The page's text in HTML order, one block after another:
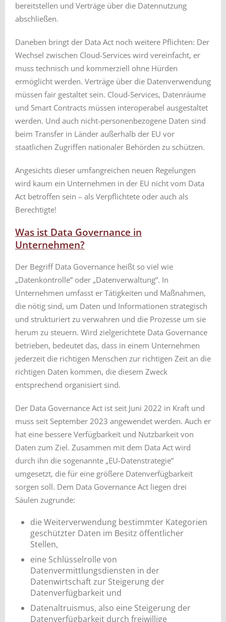
bereitstellen und Verträge über die Datennutzung
abschließen.
Daneben bringt der Data Act noch weitere Pflichten: Der
Wechsel zwischen Cloud-Services wird vereinfacht, er
muss technisch und kommerziell ohne Hürden
ermöglicht werden. Verträge über die Datenverwendung
müssen fair gestaltet sein. Cloud-Services, Datenräume
und Smart Contracts müssen interoperabel ausgestaltet
werden. Und auch nicht-personenbezogene Daten sind
beim Transfer in Länder außerhalb der EU vor
staatlichen Zugriffen nationaler Behörden zu schützen.
Angesichts dieser umfangreichen neuen Regelungen
wird kaum ein Unternehmen in der EU nicht vom Data
Act betroffen sein – als Verpflichtete oder auch als
Berechtigte!
Was ist Data Governance in
Unternehmen?
Der Begriff Data Governance heißt so viel wie
„Datenkontrolle” oder „Datenverwaltung”. In
Unternehmen umfasst er Tätigkeiten und Maßnahmen,
die nötig sind, um Daten und Informationen strategisch
und strukturiert zu verwahren und die Prozesse um sie
herum zu steuern. Wird zielgerichtete Data Governance
betrieben, bedeutet das, dass in einem Unternehmen
jederzeit die richtigen Menschen zur richtigen Zeit an die
richtigen Daten kommen, die diesem Zweck
entsprechend organisiert sind.
Der Data Governance Act ist seit Juni 2022 in Kraft und
muss seit September 2023 angewendet werden. Auch er
hat eine bessere Verfügbarkeit und Nutzbarkeit von
Daten zum Ziel. Zusammen mit dem Data Act wird
durch ihn die sogenannte „EU-Datenstrategie”
umgesetzt, die für eine größere Datenverfügbarkeit
sorgen soll. Dem Data Governance Act liegen drei
Säulen zugrunde:
die Weiterverwendung bestimmter Kategorien
geschützter Daten im Besitz öffentlicher
Stellen,
eine Schlüsselrolle von
Datenvermittlungsdiensten in der
Datenwirtschaft zur Steigerung der
Datenverfügbarkeit und
Datenaltruismus, also eine Steigerung der
Datenverfügbarkeit durch freiwillige